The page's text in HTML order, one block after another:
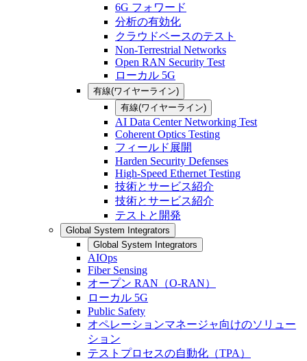
6G フォワード
分析の有効化
クラウドベースのテスト
Non-Terrestrial Networks
Open RAN Security Test
ローカル 5G
有線(ワイヤーライン)
有線(ワイヤーライン)
AI Data Center Networking Test
Coherent Optics Testing
フィールド展開
Harden Security Defenses
High-Speed Ethernet Testing
技術とサービス紹介
技術とサービス紹介
テストと開発
Global System Integrators
Global System Integrators
AIOps
Fiber Sensing
オープン RAN（O-RAN）
ローカル 5G
Public Safety
オペレーションマネージャ向けのソリュー
ション
テストプロセスの自動化（TPA）